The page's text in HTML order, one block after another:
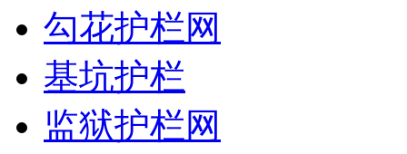
勾花护栏网
基坑护栏
监狱护栏网